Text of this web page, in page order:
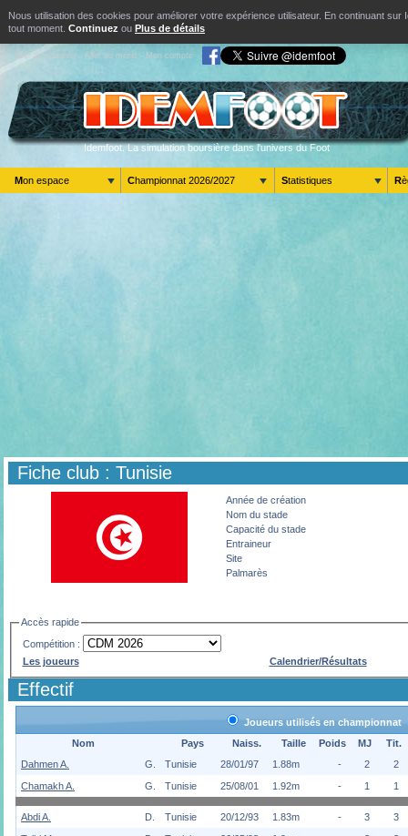
Nous utilisation des cookies pour améliorer votre expérience utilisateur. En continuant
tout moment. Continuez ou Plus de détails
Aller au contenu Aller au menu Mon compte
Idemfoot. La simulation boursière dans l'univers du Foot
Mon espace Championnat 2026/2027 Statistiques
Fiche club : Tunisie
Année de création
Nom du stade
Capacité du stade
Entraineur
Site
Palmarès
Accès rapide
Compétition :
Les joueurs
Calendrier/Résultats
Effectif
Joueurs utilisés en championnat
Nom
Pays Naiss. Taille Poids MJ
Tit.
Dahmen A.
G. Tunisie 28/01/97 1.88m - 2
2
Chamakh A.
G. Tunisie 25/08/01 1.92m - 1 1
Abdi A. D. Tunisie 20/12/93 1.83m - 3
3